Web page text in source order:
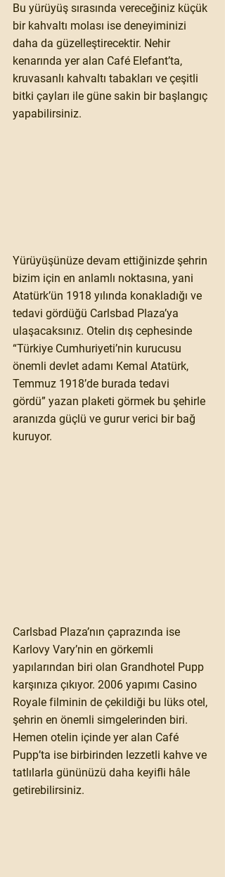
Bu yürüyüş sırasında vereceğiniz küçük
bir kahvaltı molası ise deneyiminizi
daha da güzelleştirecektir. Nehir
kenarında yer alan Café Elefant’ta,
kruvasanlı kahvaltı tabakları ve çeşitli
bitki çayları ile güne sakin bir başlangıç
yapabilirsiniz.
Yürüyüşünüze devam ettiğinizde şehrin
bizim için en anlamlı noktasına, yani
Atatürk’ün 1918 yılında konakladığı ve
tedavi gördüğü Carlsbad Plaza’ya
ulaşacaksınız. Otelin dış cephesinde
“Türkiye Cumhuriyeti’nin kurucusu
önemli devlet adamı Kemal Atatürk,
Temmuz 1918’de burada tedavi
gördü” yazan plaketi görmek bu şehirle
aranızda güçlü ve gurur verici bir bağ
kuruyor.
Carlsbad Plaza’nın çaprazında ise
Karlovy Vary’nin en görkemli
yapılarından biri olan Grandhotel Pupp
karşınıza çıkıyor. 2006 yapımı Casino
Royale filminin de çekildiği bu lüks otel,
şehrin en önemli simgelerinden biri.
Hemen otelin içinde yer alan Café
Pupp’ta ise birbirinden lezzetli kahve ve
tatlılarla gününüzü daha keyifli hâle
getirebilirsiniz.